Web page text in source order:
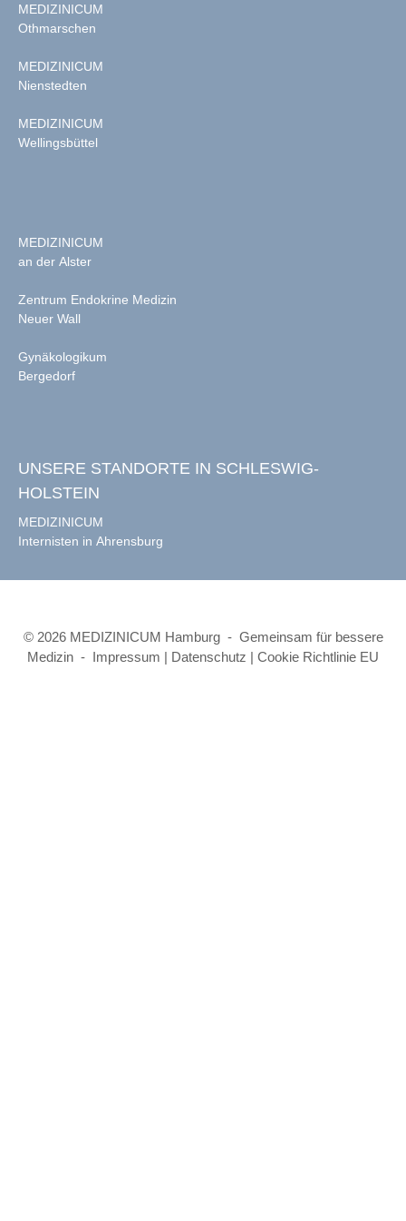
MEDIZINICUM
Othmarschen
MEDIZINICUM
Nienstedten
MEDIZINICUM
Wellingsbüttel
MEDIZINICUM
an der Alster
Zentrum Endokrine Medizin
Neuer Wall
Gynäkologikum
Bergedorf
UNSERE STANDORTE IN SCHLESWIG-
HOLSTEIN
MEDIZINICUM
Internisten in Ahrensburg
© 2026 MEDIZINICUM Hamburg - Gemeinsam für bessere
Medizin - Impressum | Datenschutz | Cookie Richtlinie EU